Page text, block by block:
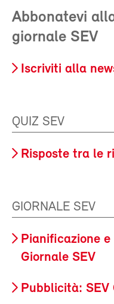
Abbonatevi
giornale SEV
Iscriviti alla
QUIZ SEV
Risposte tra le
GIORNALE SEV
Pianificazione
Giornale SEV
Pubblicità: